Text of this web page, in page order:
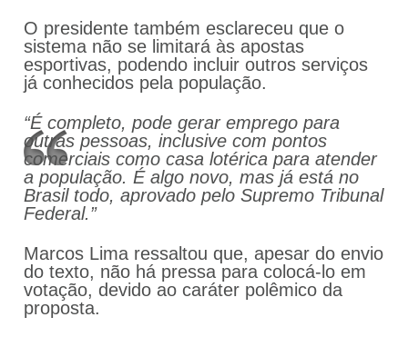
O presidente também esclareceu que o
sistema não se limitará às apostas
esportivas, podendo incluir outros serviços
já conhecidos pela população.
“É completo, pode gerar emprego para
outras pessoas, inclusive com pontos
comerciais como casa lotérica para atender
a população. É algo novo, mas já está no
Brasil todo, aprovado pelo Supremo Tribunal
Federal.”
Marcos Lima ressaltou que, apesar do envio
do texto, não há pressa para colocá-lo em
votação, devido ao caráter polêmico da
proposta.